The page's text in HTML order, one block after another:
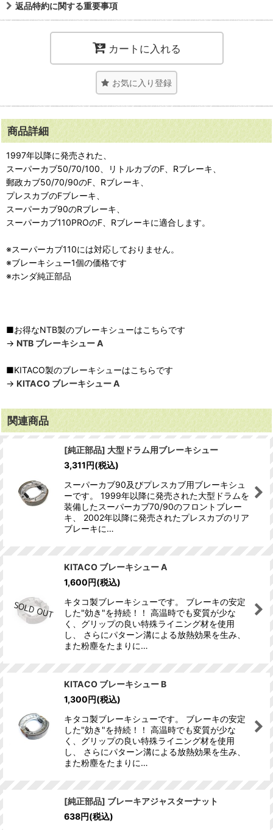
返品特約に関する重要事項
カートに入れる
お気に入り登録
商品詳細
1997年以降に発売された、
スーパーカブ50/70/100、リトルカブのF、Rブレーキ、
郵政カブ50/70/90のF、Rブレーキ、
プレスカブのFブレーキ、
スーパーカブ90のRブレーキ、
スーパーカブ110PROのF、Rブレーキに適合します。
※スーパーカブ110には対応しておりません。
※ブレーキシュー1個の価格です
※ホンダ純正部品
■お得なNTB製のブレーキシューはこちらです
→ NTB ブレーキシュー A
■KITACO製のブレーキシューはこちらです
→ KITACO ブレーキシュー A
関連商品
[純正部品] 大型ドラム用ブレーキシュー
3,311円(税込)
スーパーカブ90及びプレスカブ用ブレーキシュ
ーです。 1999年以降に発売された大型ドラムを
装備したスーパーカブ70/90のフロントブレー
キ、 2002年以降に発売されたプレスカブのリア
ブレーキに…
KITACO ブレーキシュー A
1,600円(税込)
キタコ製ブレーキシューです。 ブレーキの安定
した"効き"を持続！！ 高温時でも変質が少な
く、グリップの良い特殊ライニング材を使用
し、 さらにパターン溝による放熱効果を生み、
また粉塵をたまりに…
KITACO ブレーキシュー B
1,300円(税込)
キタコ製ブレーキシューです。 ブレーキの安定
した"効き"を持続！！ 高温時でも変質が少な
く、グリップの良い特殊ライニング材を使用
し、 さらにパターン溝による放熱効果を生み、
また粉塵をたまりに…
[純正部品] ブレーキアジャスターナット
638円(税込)